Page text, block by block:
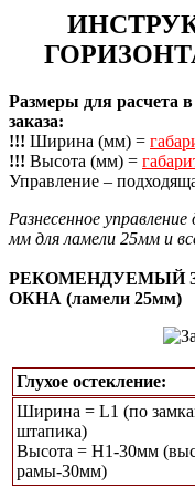
Размеры для расчета в
заказа:
!!! Ширина (мм) =
!!! Высота (мм) =
Управление –
Разнесенное
мм для ламели 25мм и
РЕКОМЕНДУЕМЫЙ
ОКНА (ламели 25мм)
Глухое остекление:
Ширина = L1 (по
штапика)
Высота = Н1-30мм
рамы-30мм)